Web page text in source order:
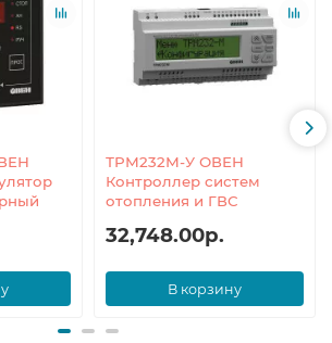
ТРМ232М-У ОВЕН
Контроллер систем
отопления и ГВС
32,748.00р.
В корзину